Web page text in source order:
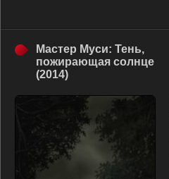
Мастер Муси: Тень,
пожирающая солнце
(2014)